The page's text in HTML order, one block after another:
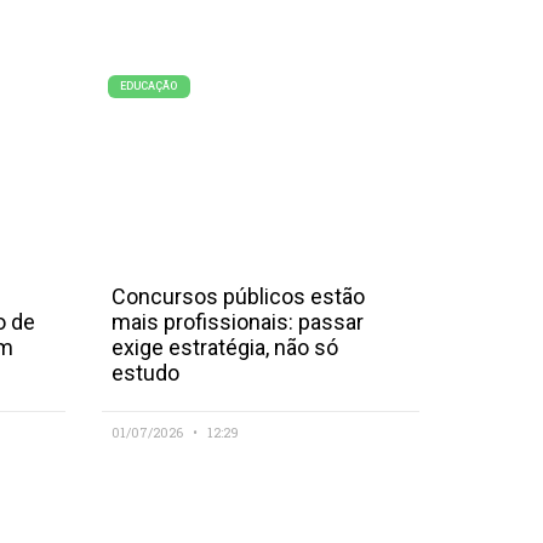
de
EDUCAÇÃO
Concursos públicos estão
mais profissionais: passar
exige estratégia, não só
estudo
01/07/2026 12:29